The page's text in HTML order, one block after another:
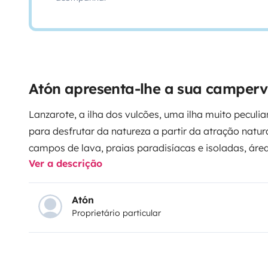
Atón apresenta-lhe a sua
Lanzarote, a ilha dos vulcões, uma ilha muito
para desfrutar da natureza a partir da atração
campos de lava, praias paradisíacas e isoladas,
sonhadores em suas paisagens habitats naturais,
legado arquitetónico de César Manrique, a sua
qualidade e recantos sem fim com o seu encanto
possa desfrutar da Ilha de Lanzarote, vamos anexar
por nós, onde destacamos os locais mais
Ver a descrição
Atón
Proprietário particular